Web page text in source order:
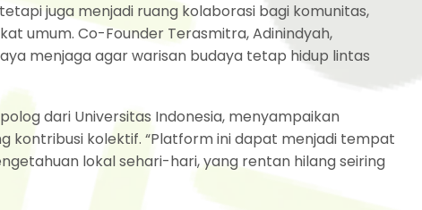
juga menjadi ruang kolaborasi bagi komunitas,
umum. Co-Founder Terasmitra, Adinindyah,
menjaga agar warisan budaya tetap hidup lintas
dari Universitas Indonesia, menyampaikan
kontribusi kolektif. “Platform ini dapat menjadi tempat
lokal sehari-hari, yang rentan hilang seiring